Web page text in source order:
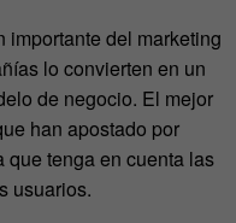
importante del marketing
lo convierten en un
de negocio. El mejor
han apostado por
tenga en cuenta las
usuarios.